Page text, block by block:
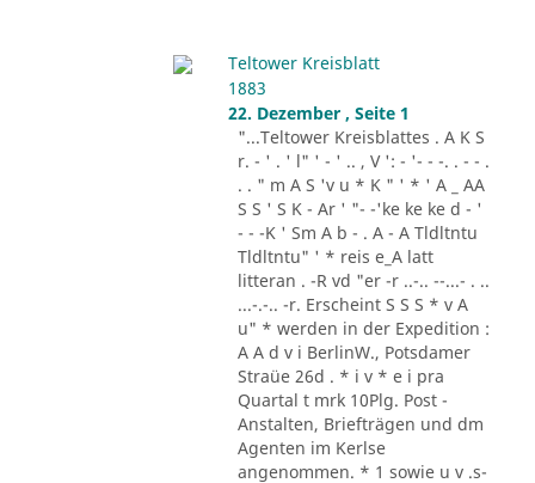
Teltower Kreisblatt
1883
22. Dezember , Seite 1
"...Teltower Kreisblattes . A K S
r. - ' . ' l" ' - ' .. , V ': - '- - -. . - - .
. . " m A S 'v u * K " ' * ' A _ AA
S S ' S K - Ar ' "- -'ke ke ke d - '
- - -K ' Sm A b - . A - A Tldltntu
Tldltntu" ' * reis e_A latt
litteran . -R vd "er -r ..-.. --...- . ..
...-.-.. -r. Erscheint S S S * v A
u" * werden in der Expedition :
A A d v i BerlinW., Potsdamer
Straüe 26d . * i v * e i pra
Quartal t mrk 10Plg. Post -
Anstalten, Briefträgen und dm
Agenten im Kerlse
angenommen. * 1 sowie u v .s-